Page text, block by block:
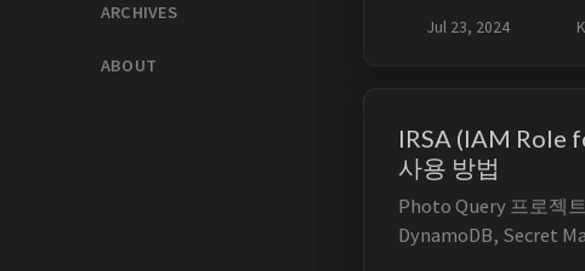
ARCHIVES
ABOUT
비하자는 ...
Jul 23, 2024
IRSA (IAM Role
사용 방법
Photo Query 프로젝
DynamoDB, Secret